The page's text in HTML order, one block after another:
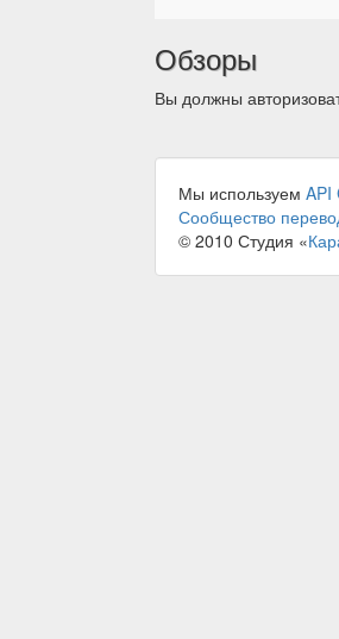
Обзоры
Вы должны
Мы используем API
Сообщество
© 2010 Студия «